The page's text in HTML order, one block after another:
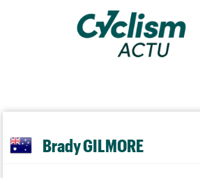
Brady GILMORE